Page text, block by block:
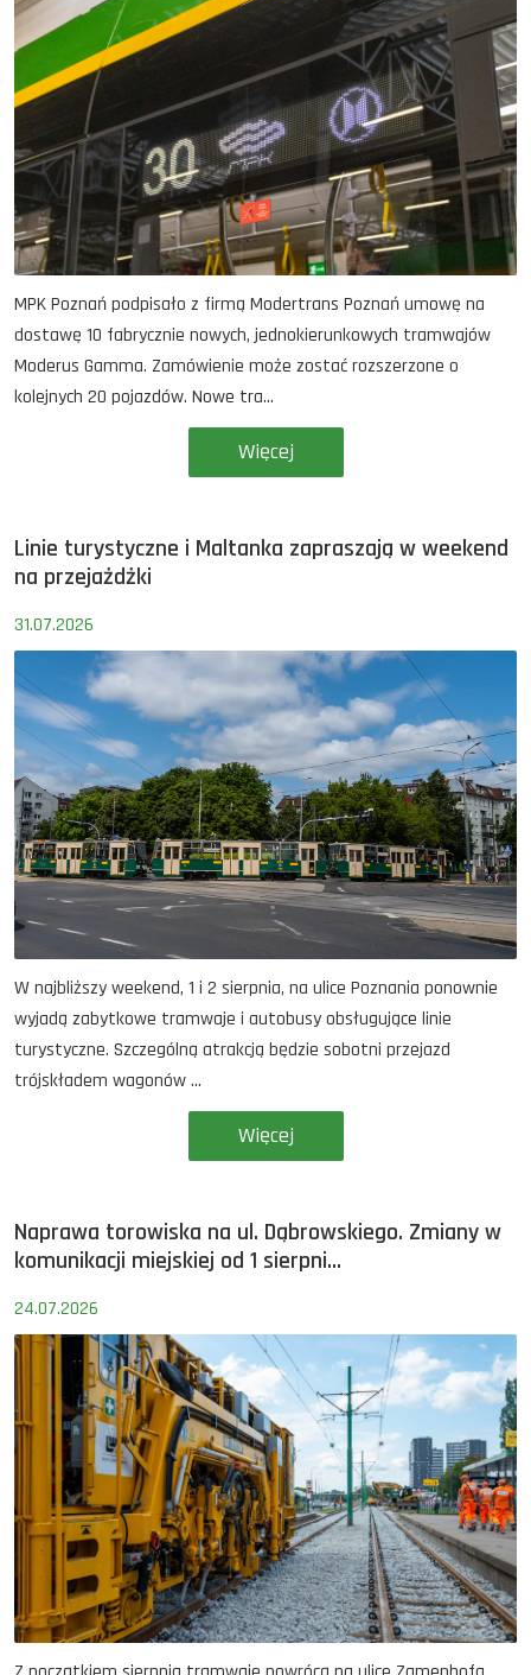
MPK Poznań podpisało z firmą Modertrans Poznań umowę na
dostawę 10 fabrycznie nowych, jednokierunkowych tramwajów
Moderus Gamma. Zamówienie może zostać rozszerzone o
kolejnych 20 pojazdów. Nowe tra...
Więcej
Linie turystyczne i Maltanka zapraszają w weekend
na przejażdżki
31.07.2026
W najbliższy weekend, 1 i 2 sierpnia, na ulice Poznania ponownie
wyjadą zabytkowe tramwaje i autobusy obsługujące linie
turystyczne. Szczególną atrakcją będzie sobotni przejazd
trójskładem wagonów ...
Więcej
Naprawa torowiska na ul. Dąbrowskiego. Zmiany w
komunikacji miejskiej od 1 sierpni...
24.07.2026